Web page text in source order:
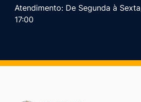
Atendimento: De Segunda à
17:00